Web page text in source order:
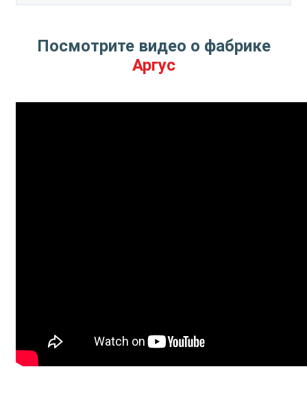
Посмотрите видео о фабрике
Аргус